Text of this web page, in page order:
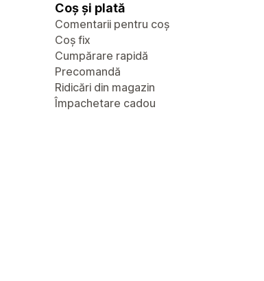
Coș și plată
Comentarii pentru coș
Coș fix
Cumpărare rapidă
Precomandă
Ridicări din magazin
Împachetare cadou